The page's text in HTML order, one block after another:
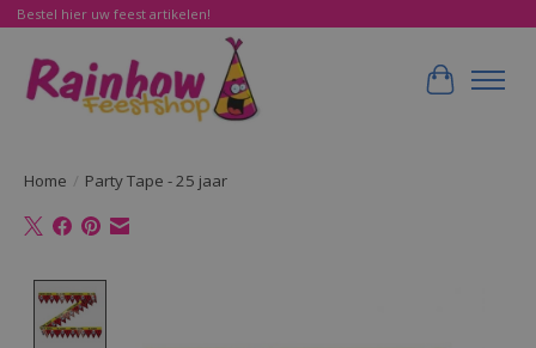
Bestel hier uw feest artikelen!
Home / Party Tape - 25 jaar